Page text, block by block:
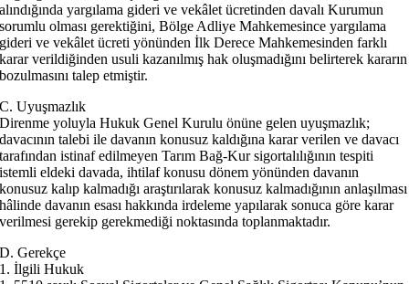
alındığında yargılama gideri ve vekâlet ücretinden davalı Kurumun
sorumlu olması gerektiğini, Bölge Adliye Mahkemesince yargılama
gideri ve vekâlet ücreti yönünden İlk Derece Mahkemesinden farklı
karar verildiğinden usuli kazanılmış hak oluşmadığını belirterek kararın
bozulmasını talep etmiştir.
C. Uyuşmazlık
Direnme yoluyla Hukuk Genel Kurulu önüne gelen uyuşmazlık;
davacının talebi ile davanın konusuz kaldığına karar verilen ve davacı
tarafından istinaf edilmeyen Tarım Bağ-Kur sigortalılığının tespiti
istemli eldeki davada, ihtilaf konusu dönem yönünden davanın
konusuz kalıp kalmadığı araştırılarak konusuz kalmadığının anlaşılması
hâlinde davanın esası hakkında irdeleme yapılarak sonuca göre karar
verilmesi gerekip gerekmediği noktasında toplanmaktadır.
D. Gerekçe
1. İlgili Hukuk